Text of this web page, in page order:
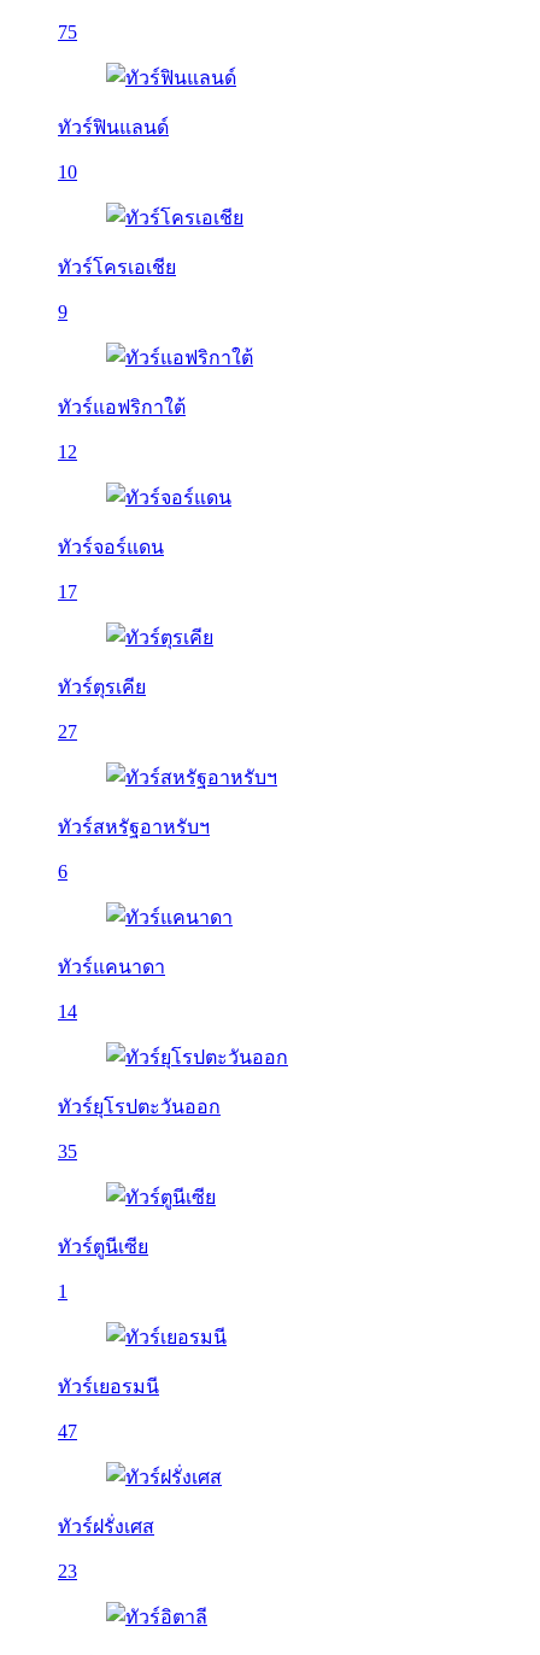
75
ทัวร์ฟินแลนด์
10
ทัวร์โครเอเชีย
9
ทัวร์แอฟริกาใต้
12
ทัวร์จอร์แดน
17
ทัวร์ตุรเคีย
27
ทัวร์สหรัฐอาหรับฯ
6
ทัวร์แคนาดา
14
ทัวร์ยุโรปตะวันออก
35
ทัวร์ตูนีเซีย
1
ทัวร์เยอรมนี
47
ทัวร์ฝรั่งเศส
23